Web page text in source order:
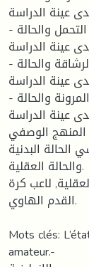
عينة الدراسة.
- توجد علاقة ارتباطيه دالة إحصائيا بين صفة التحمل والحالة
عينة الدراسة.
- توجد علاقة ارتباطيه دالة إحصائيا بين صفة الرشاقة والحالة
عينة الدراسة.
- توجد علاقة ارتباطيه دالة إحصائيا بين صفة المرونة والحالة
عينة الدراسة.
الوصفي.
البدنية
والحالة العقلية.
لاعب كرة
القدم الهاوي.
Mots clés:
amateur.-